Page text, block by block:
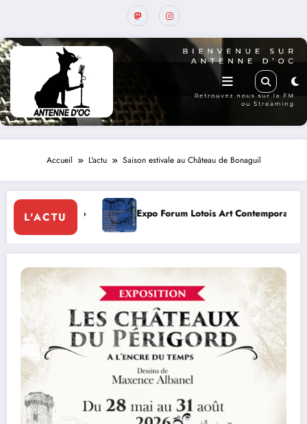
Accueil L'actu Saison estivale au Château de Bonaguil
L'ACTU
Forum Lotois Art Contemporain 2026 Conte à la Grotte :